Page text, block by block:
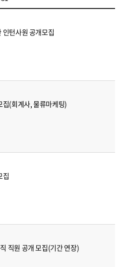
인턴사원 공개모집
집(회계사, 물류마케팅)
집
직원 공개 모집(기간 연장)